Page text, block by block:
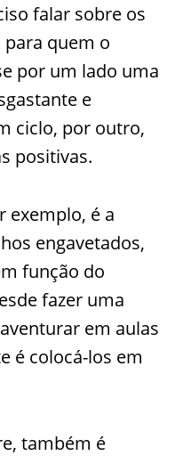
falar sobre os
quem o
por um lado uma
e
ciclo, por outro,
positivas.
exemplo, é a
engavetados,
função do
fazer uma
em aulas
é colocá-los em
também é